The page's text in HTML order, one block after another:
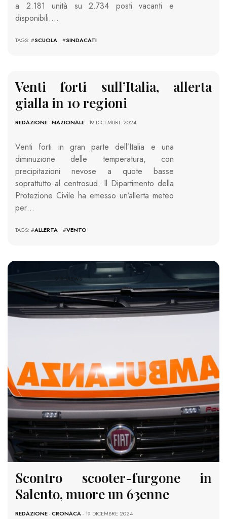
a 2.181 unità su 2.734 posti vacanti e
disponibili….
TAGS: #SCUOLA #SINDACATI
Venti forti sull’Italia, allerta
gialla in 10 regioni
REDAZIONE-NAZIONALE- 19 DICEMBRE 2024
Venti forti in gran parte dell’Italia e una
diminuzione delle temperatura, con
precipitazioni nevose a quote basse
soprattutto al centrosud. Il Dipartimento della
Protezione Civile ha emesso un’allerta meteo
per…
TAGS: #ALLERTA #VENTO
919 VIEWS
Scontro scooter-furgone in
Salento, muore un 63enne
REDAZIONE-CRONACA- 19 DICEMBRE 2024